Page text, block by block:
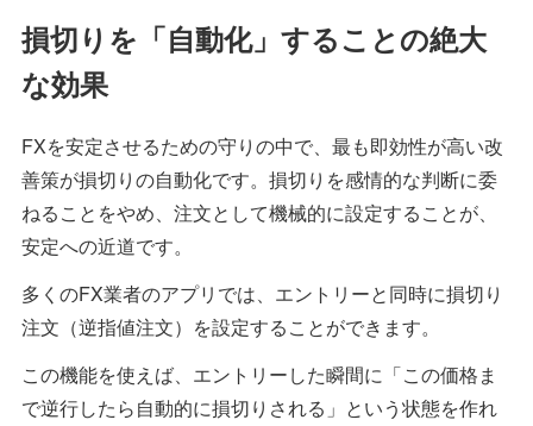
損切りを「自動化」することの絶大
な効果
FXを安定させるための守りの中で、最も即効性が高い改
善策が損切りの自動化です。損切りを感情的な判断に委
ねることをやめ、注文として機械的に設定することが、
安定への近道です。
多くのFX業者のアプリでは、エントリーと同時に損切り
注文（逆指値注文）を設定することができます。
この機能を使えば、エントリーした瞬間に「この価格ま
で逆行したら自動的に損切りされる」という状態を作れ